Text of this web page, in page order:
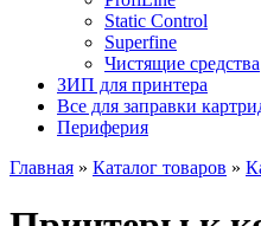
Static Control
Superfine
Чистящие средства
ЗИП для принтера
Все для заправки
Периферия
Главная » Каталог товаров »